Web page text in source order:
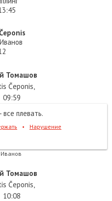
Томашов
Čeponis,
09:59
плевать.
• Нарушение
Томашов
Čeponis,
10:08